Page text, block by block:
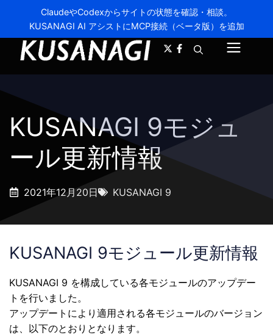
ClaudeやCodexからサイトの状態を確認・相談。
KUSANAGI AI アシストにMCP接続（ベータ版）を追加
ニ
KUSANAGI 9モジュ
ール更新情報
2021年12月20日 KUSANAGI 9
KUSANAGI 9モジュール更新情報
KUSANAGI 9 を構成している各モジュールのアップデー
トを行いました。
アップデートにより適用される各モジュールのバージョン
は、以下のとおりとなります。
A- A+